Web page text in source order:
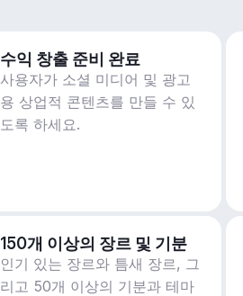
수익 창출 준비 완료
사용자가 소셜 미디어 및 광고
용 상업적 콘텐츠를 만들 수 있
도록 하세요.
150개 이상의 장르 및 기분
인기 있는 장르와 틈새 장르, 그
리고 50개 이상의 기분과 테마